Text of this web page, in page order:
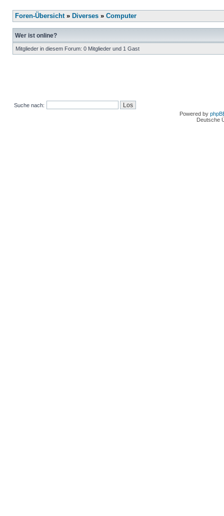
Foren-Übersicht» Diverses » Computer
Wer ist online?
Mitglieder in diesem Forum: 0 Mitglieder und 1 Gast
Suche nach:
Powered by
Deutsche